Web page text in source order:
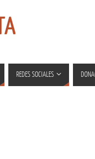
REDES SOCIALES